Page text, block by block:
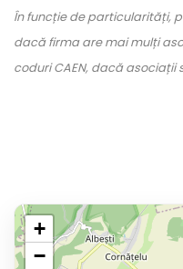
În funcție de particularități,
dacă firma are mai mulți
coduri CAEN, dacă asociații
+
−